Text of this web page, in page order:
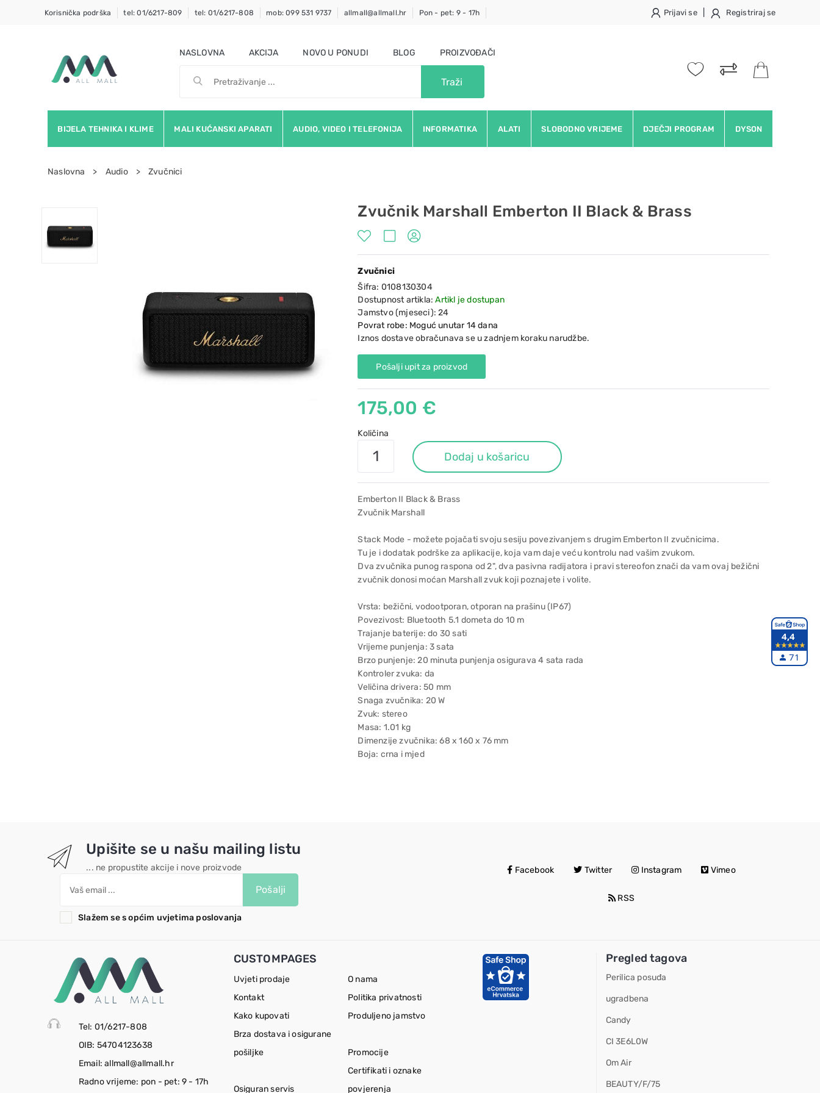
Korisnička podrška tel: 01/6217-809 tel: 01/6217-808 mob: 099 531 9737 allmall@allmall.hr Pon - pet: 9 - 17h Prijavi se Registriraj se
NASLOVNA AKCIJA NOVO U PONUDI BLOG PROIZVOĐAČI
Traži
BIJELA TEHNIKA I KLIME MALI KUĆANSKI APARATI AUDIO, VIDEO I TELEFONIJA INFORMATIKA ALATI SLOBODNO VRIJEME DJEČJI PROGRAM DYSON
Naslovna Audio Zvučnici
Zvučnik Marshall Emberton II Black & Brass
Zvučnici
Šifra: 0108130304
Dostupnost artikla:Artikl je dostupan
Jamstvo (mjeseci):24
Povrat robe: Moguć unutar 14 dana
Iznos dostave obračunava se u zadnjem koraku narudžbe.
Pošalji upit za proizvod
175,00 €
Količina
Dodaj u košaricu
Emberton II Black & Brass
Zvučnik Marshall
Stack Mode - možete pojačati svoju sesiju povezivanjem s drugim Emberton II zvučnicima.
Tu je i dodatak podrške za aplikacije, koja vam daje veću kontrolu nad vašim zvukom.
Dva zvučnika punog raspona od 2", dva pasivna radijatora i pravi stereofon znači da vam ovaj bežični
zvučnik donosi moćan Marshall zvuk koji poznajete i volite.
Vrsta: bežični, vodootporan, otporan na prašinu (IP67)
Povezivost: Bluetooth 5.1 dometa do 10 m
Trajanje baterije: do 30 sati
Vrijeme punjenja: 3 sata
Brzo punjenje: 20 minuta punjenja osigurava 4 sata rada
Kontroler zvuka: da
Veličina drivera: 50 mm
Snaga zvučnika: 20 W
Zvuk: stereo
Masa: 1.01 kg
Dimenzije zvučnika: 68 x 160 x 76 mm
Boja: crna i mjed
Upišite se u našu mailing listu
... ne propustite akcije i nove proizvode
Pošalji
Slažem se s općim uvjetima poslovanja
Facebook Twitter Instagram Vimeo
RSS
Tel: 01/6217-808
OIB: 54704123638
Email: allmall@allmall.hr
Radno vrijeme: pon - pet: 9 - 17h
CUSTOMPAGES
Uvjeti prodaje
O nama
Kontakt
Politika privatnosti
Kako kupovati
Produljeno jamstvo
Brza dostava i osigurane
pošiljke
Promocije
Osiguran servis
Certifikati i oznake
povjerenja
Pregled tagova
Perilica posuđa
ugradbena
Candy
CI 3E6L0W
Om Air
BEAUTY/F/75
4,4
71